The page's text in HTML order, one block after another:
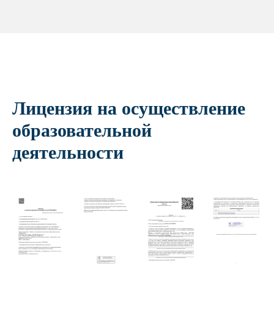
Лицензия на осуществление
образовательной
деятельности